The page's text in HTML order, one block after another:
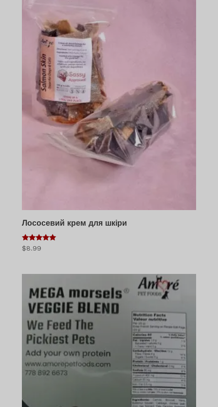
Лососевий крем для шкіри
5
з 5
$8.99